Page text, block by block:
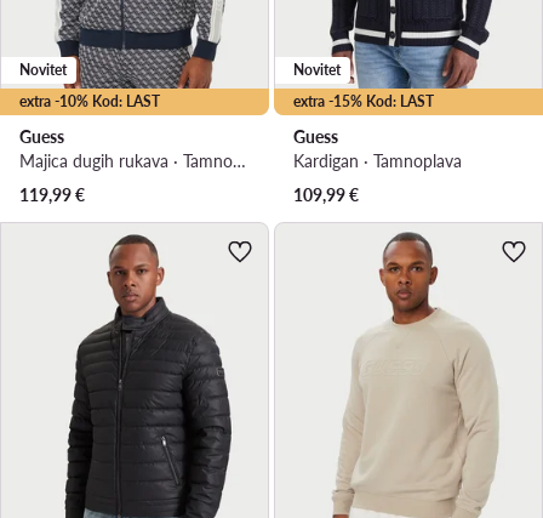
extra -10% Kod: LAST
Novitet
Guess
Majica dugih rukava · Tamnoplava
119,99€
extra -15% Kod: LAST
Novitet
Guess
Kardigan · Tamnoplava
109,99€